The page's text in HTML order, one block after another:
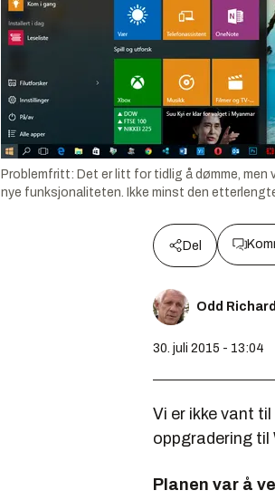
Problemfritt: Det er litt for tidlig å dømme, men
nye funksjonaliteten. Ikke minst den
Del
Odd
30. juli 2015 - 13:04
Vi er ikke vant
oppgradering til
Planen var å